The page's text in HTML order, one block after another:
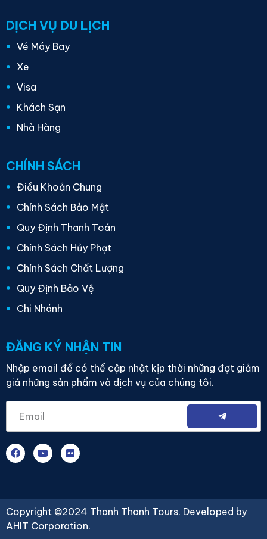
DỊCH VỤ DU LỊCH
Vé Máy Bay
Xe
Visa
Khách Sạn
Nhà Hàng
CHÍNH SÁCH
Điều Khoản Chung
Chính Sách Bảo Mật
Quy Định Thanh Toán
Chính Sách Hủy Phạt
Chính Sách Chất Lượng
Quy Định Bảo Vệ
Chi Nhánh
ĐĂNG KÝ NHẬN TIN
Nhập email để có thể cập nhật kịp thời những đợt giảm
giá những sản phẩm và dịch vụ của chúng tôi.
Copyright ©2024 Thanh Thanh Tours. Developed by
AHIT Corporation.